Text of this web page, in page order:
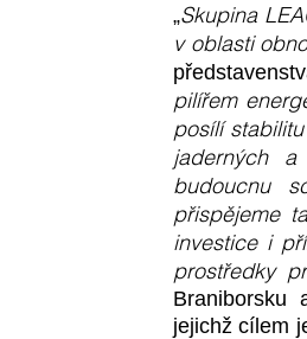
„Skupina
v oblasti
pilířem
posílí
jaderných
budoucnu
přispějeme
investice i
prostředky
Braniborsku
jejichž cílem